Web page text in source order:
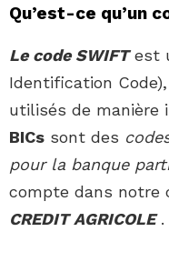
Qu’est-ce qu’un
Le code SWIFTest
Identification
utilisés de manière
BICs sont des
pour la banque
compte dans notre
CREDIT AGRICOLE.